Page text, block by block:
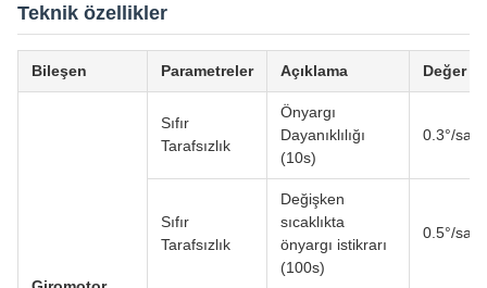
Teknik özellikler
Bileşen Parametreler Açıklama Değer
Sıfır
Tarafsızlık
Önyargı
Dayanıklılığı
(10s)
0.3°/saat
Sıfır
Tarafsızlık
Değişken
sıcaklıkta
önyargı istikrarı
(100s)
0.5°/saat